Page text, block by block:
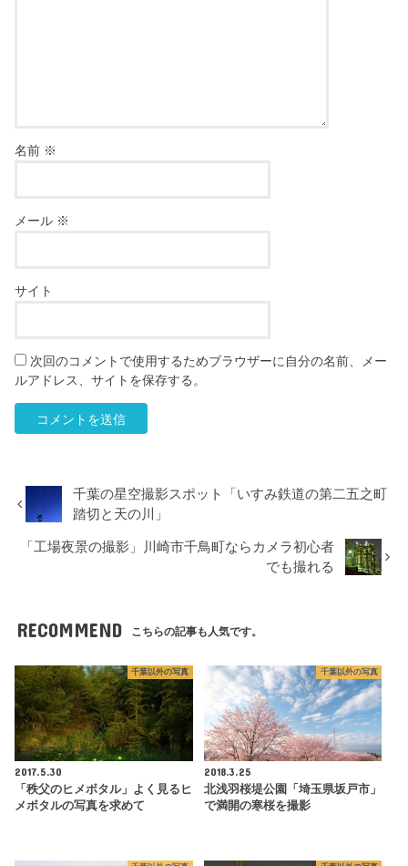
名前 ※
メール ※
サイト
次回のコメントで使用するためブラウザーに自分の名前、メー
ルアドレス、サイトを保存する。
千葉の星空撮影スポット「いすみ鉄道の第二五之町
踏切と天の川」
「工場夜景の撮影」川崎市千鳥町ならカメラ初心者
でも撮れる
RECOMMEND こちらの記事も人気です。
千葉以外の写真
2017.5.30
「秩父のヒメボタル」よく見るヒ
メボタルの写真を求めて
千葉以外の写真
2018.3.25
北浅羽桜堤公園「埼玉県坂戸市」
で満開の寒桜を撮影